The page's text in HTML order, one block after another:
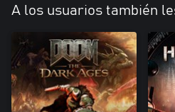
A los usuarios también